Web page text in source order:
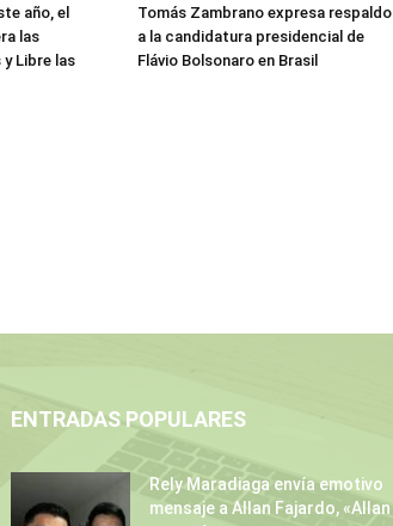
año, el
las
Libre las
Tomás Zambrano expresa respaldo
a la candidatura presidencial de
Flávio Bolsonaro en Brasil
ENTRADAS POPULARES
Rely Maradiaga envía emotivo
mensaje a Allan Fajardo, «Allan